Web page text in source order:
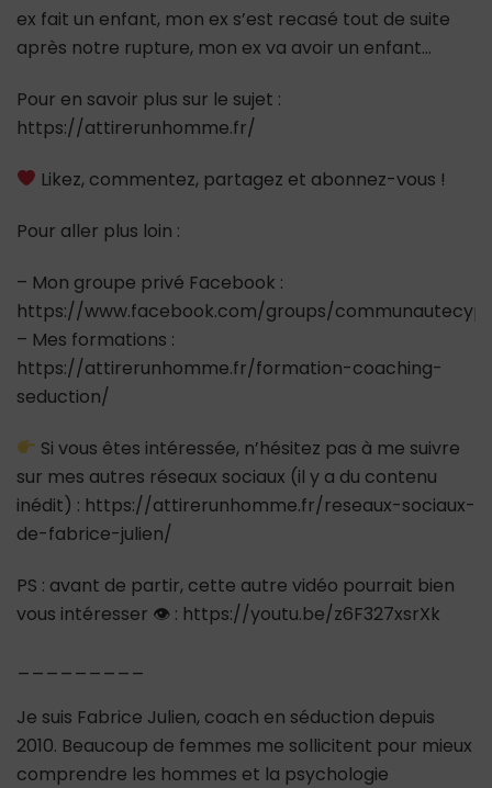
ex fait un enfant, mon ex s’est recasé tout de suite
après notre rupture, mon ex va avoir un enfant…
Pour en savoir plus sur le sujet :
https://attirerunhomme.fr/
Likez, commentez, partagez et abonnez-vous !
Pour aller plus loin :
– Mon groupe privé Facebook :
https://www.facebook.com/groups/
– Mes formations :
https://attirerunhomme.fr/formation-coaching-
seduction/
Si vous êtes intéressée, n’hésitez pas à me suivre
sur mes autres réseaux sociaux (il y a du contenu
inédit) : https://attirerunhomme.fr/reseaux-sociaux-
de-fabrice-julien/
PS : avant de partir, cette autre vidéo pourrait bien
vous intéresser 👁 : https://youtu.be/z6F327xsrXk
Je suis Fabrice Julien, coach en séduction depuis
2010. Beaucoup de femmes me sollicitent pour mieux
comprendre les hommes et la psychologie